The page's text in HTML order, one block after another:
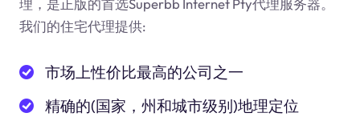
理，是正版的首选Superbb Internet Pty代理服务器。
我们的住宅代理提供:
市场上性价比最高的公司之一
精确的(国家，州和城市级别)地理定位